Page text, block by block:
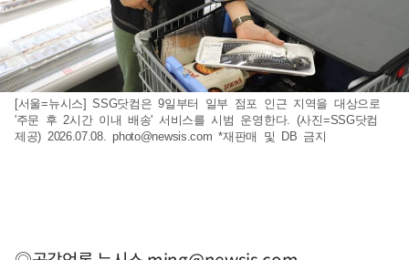
[서울=뉴시스] SSG닷컴은 9일부터 일부 점포 인근 지역을 대상으로
'주문 후 2시간 이내 배송' 서비스를 시범 운영한다. (사진=SSG닷컴
제공) 2026.07.08.photo@newsis.com *재판매 및 DB 금지